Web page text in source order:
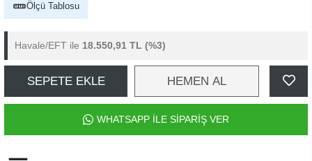
Ölçü Tablosu
Havale/EFT ile 18.550,91 TL (%3)
SEPETE EKLE HEMEN AL
WHATSAPP İLE SİPARİŞ VER